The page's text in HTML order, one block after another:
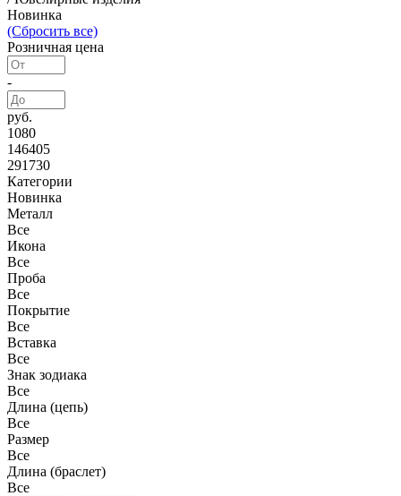
Новинка
(Сбросить все)
Розничная цена
-
руб.
1080
146405
291730
Категории
Новинка
Металл
Все
Икона
Все
Проба
Все
Покрытие
Все
Вставка
Все
Знак зодиака
Все
Длина (цепь)
Все
Размер
Все
Длина (браслет)
Все